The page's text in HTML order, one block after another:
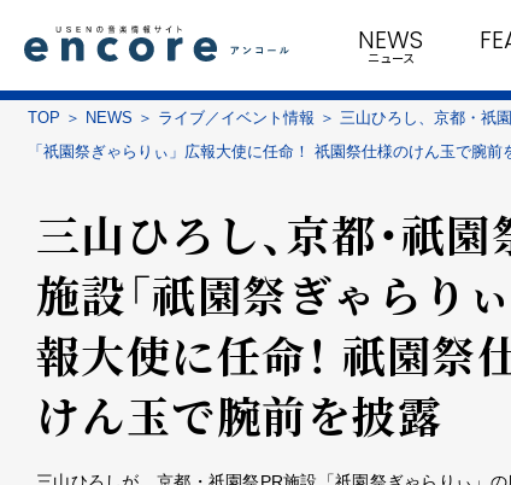
NEWS
ニュース
TOP NEWS ライブ／イベント情報
三山ひろし、京都・祇
「祇園祭ぎゃらりぃ」広報大使に任命！ 祇園祭仕様のけん玉で腕前
三山ひろし、京都・祇
施設「祇園祭ぎゃらりぃ
報大使に任命！ 祇園祭
けん玉で腕前を披露